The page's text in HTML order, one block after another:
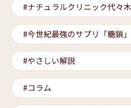
ナチュラルクリニック代々
今世紀最強のサプリ「糖鎖」
やさしい解説
コラム